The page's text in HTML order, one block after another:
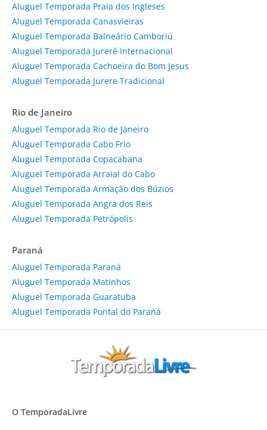
Aluguel Temporada Praia dos Ingleses
Aluguel Temporada Canasvieiras
Aluguel Temporada Balneário Camboriú
Aluguel Temporada Jurerê Internacional
Aluguel Temporada Cachoeira do Bom Jesus
Aluguel Temporada Jurere Tradicional
Rio de Janeiro
Aluguel Temporada Rio de Janeiro
Aluguel Temporada Cabo Frio
Aluguel Temporada Copacabana
Aluguel Temporada Arraial do Cabo
Aluguel Temporada Armação dos Búzios
Aluguel Temporada Angra dos Reis
Aluguel Temporada Petrópolis
Paraná
Aluguel Temporada Paraná
Aluguel Temporada Matinhos
Aluguel Temporada Guaratuba
Aluguel Temporada Pontal do Paraná
O TemporadaLivre